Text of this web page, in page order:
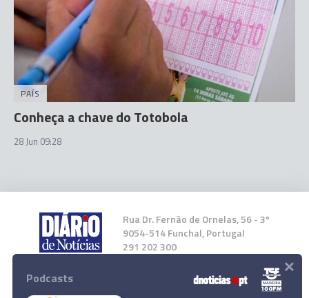
PAÍS
Conheça a chave do Totobola
28 Jun 09:28
Rua Dr. Fernão de Ornelas, 56 - 3º
9054-514 Funchal, Portugal
291 202 300
Instale a nossa App
Podcasts ×